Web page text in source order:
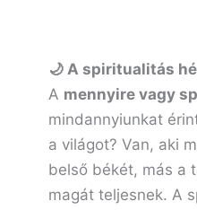
🌙 A spiritualitás
A mennyire vagy
mindannyiunkat
a világot? Van, aki
belső békét, más a
magát teljesnek. A